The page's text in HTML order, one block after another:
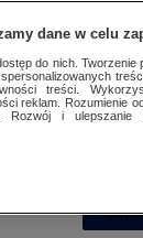
dane w celu
do nich. Tworzenie
treści.
reklam. Rozumienie
i ulepszanie